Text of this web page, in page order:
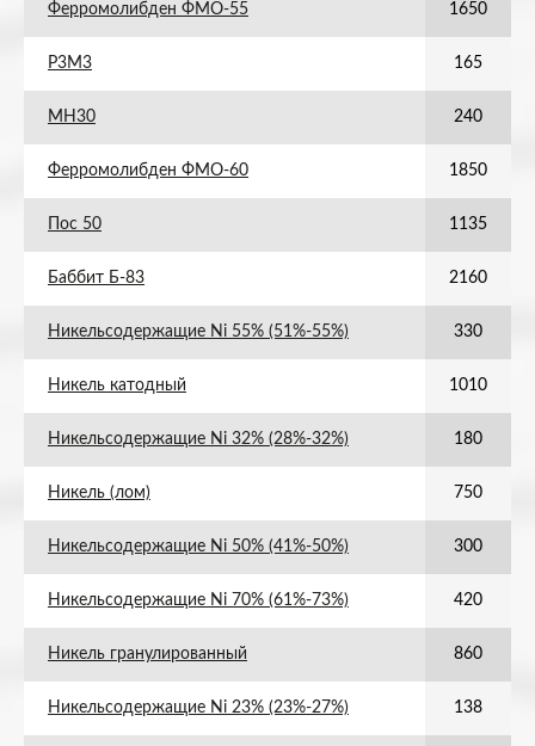
Ферромолибден ФМО-55 1650
Р3М3 165
МН30 240
Ферромолибден ФМО-60 1850
Пос 50 1135
Баббит Б-83 2160
Никельсодержащие Ni 55% (51%-55%) 330
Никель катодный 1010
Никельсодержащие Ni 32% (28%-32%) 180
Никель (лом) 750
Никельсодержащие Ni 50% (41%-50%) 300
Никельсодержащие Ni 70% (61%-73%) 420
Никель гранулированный 860
Никельсодержащие Ni 23% (23%-27%) 138